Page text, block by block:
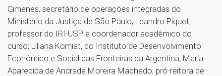
Gimenes, secretário de operações integradas do
Ministério da Justiça de São Paulo; Leandro Piquet,
professor do IRI-USP e coordenador acadêmico do
curso; Liliana Korniat, do Instituto de Desenvolvimento
Econômico e Social das Fronteiras da Argentina; Maria
Aparecida de Andrade Moreira Machado, pró-reitora de